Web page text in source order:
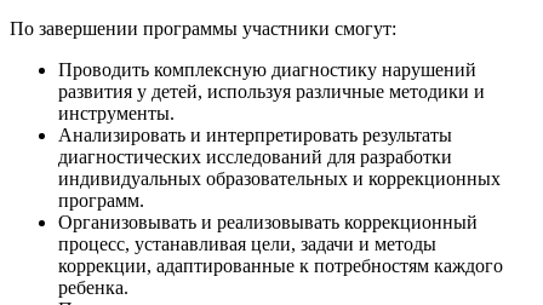
По завершении программы участники смогут:
Проводить комплексную диагностику нарушений
развития у детей, используя различные методики и
инструменты.
Анализировать и интерпретировать результаты
диагностических исследований для разработки
индивидуальных образовательных и коррекционных
программ.
Организовывать и реализовывать коррекционный
процесс, устанавливая цели, задачи и методы
коррекции, адаптированные к потребностям каждого
ребенка.